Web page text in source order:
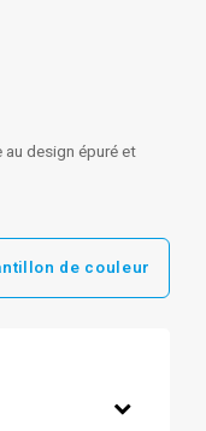
design épuré et
de couleur